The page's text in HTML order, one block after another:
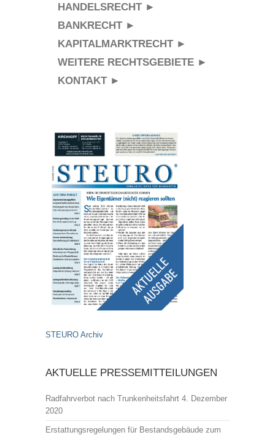
HANDELSRECHT ►
BANKRECHT ►
KAPITALMARKTRECHT ►
WEITERE RECHTSGEBIETE ►
KONTAKT ►
STEURO Archiv
AKTUELLE PRESSEMITTEILUNGEN
Radfahrverbot nach Trunkenheitsfahrt 4. Dezember
2020
Erstattungsregelungen für Bestandsgebäude zum